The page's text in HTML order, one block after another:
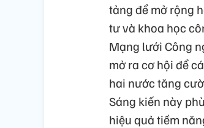
tảng để mở rộng
tư và khoa học
Mạng lưới Công
mở ra cơ hội để
hai nước tăng
Sáng kiến này
hiệu quả tiềm